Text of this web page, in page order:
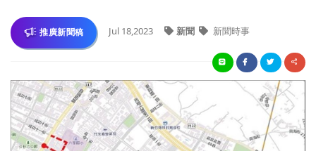
推廣新聞稿 Jul 18,2023 新聞 新聞時事